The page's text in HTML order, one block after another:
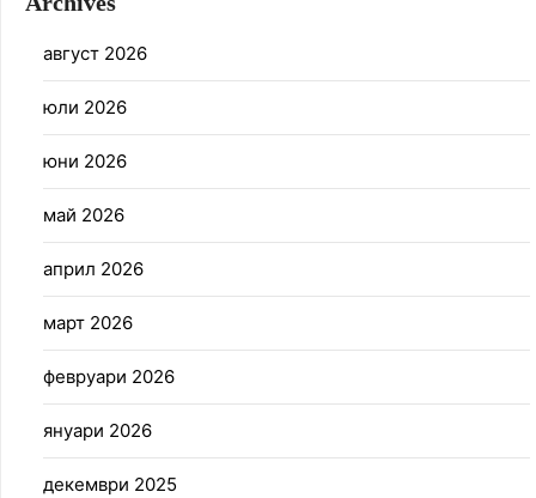
август 2026
юли 2026
юни 2026
май 2026
април 2026
март 2026
февруари 2026
януари 2026
декември 2025